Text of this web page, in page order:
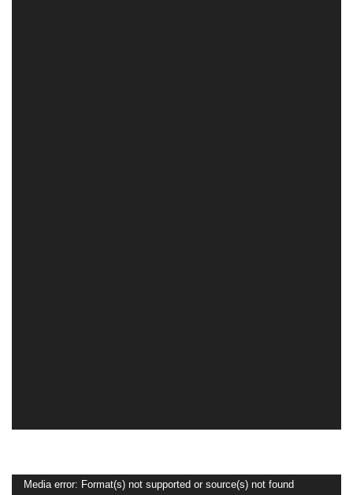
Reproductor
Media error: Format(s) not supported or source(s) not found